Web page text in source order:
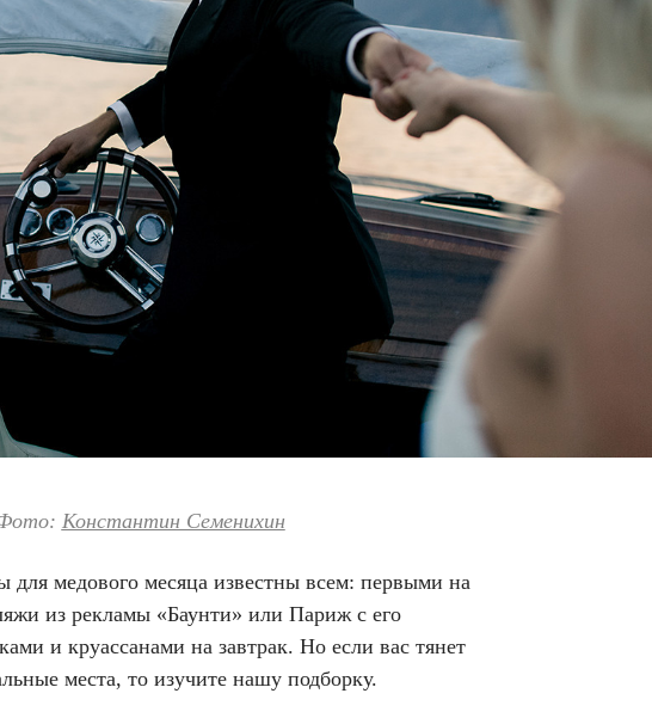
Константин Семенихин
для медового месяца известны всем: первыми на
из рекламы «Баунти» или Париж с его
и круассанами на завтрак. Но если вас тянет
места, то изучите нашу подборку.